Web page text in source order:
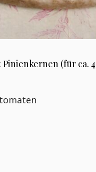
(für ca.